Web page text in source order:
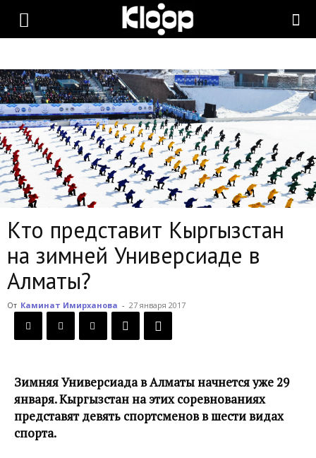
KLOOP.KG
—
Новости
Кыргызстана
Кто представит Кыргызстан
на зимней Универсиаде в
Алматы?
От Каминат Имирханова - 27 января 2017
Зимняя Универсиада в Алматы начнется уже 29
января. Кыргызстан на этих соревнованиях
представят девять спортсменов в шести видах
спорта.